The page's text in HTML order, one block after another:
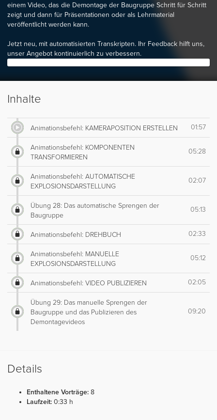
einem Video, das die Demontage der Baugruppe Schritt für Schritt
zeigt und dann für Präsentationen oder als Lehrmaterial
veröffentlicht werden kann.
Jetzt neu, mit automatisierten Transkripten. Ihr Feedback hilft uns,
unser Angebot kontinuierlich zu verbessern.
Inhalte
Animationsbefehl: KAMERAPOSITION ERSTELLEN 01:57
Animationsbefehl: KOMPONENTEN
TRANSFORMIEREN
05:28
Animationsbefehl: AUTOMATISCHE
EXPLOSIONSDARSTELLUNG
02:07
Übung 28: Das automatische Sprengen der
Baugruppe
05:13
Animationsbefehl: DREHBUCH 02:33
Animationsbefehl: MANUELLE
EXPLOSIONSDARSTELLUNG
05:12
Animationsbefehl: VIDEO PUBLIZIEREN 02:05
Übung 29: Das manuelle Sprengen der
Baugruppe und das Publizieren des
Demontagevideos
09:20
Details
Enthaltene Vorträge: 8
Laufzeit: 0:33 h